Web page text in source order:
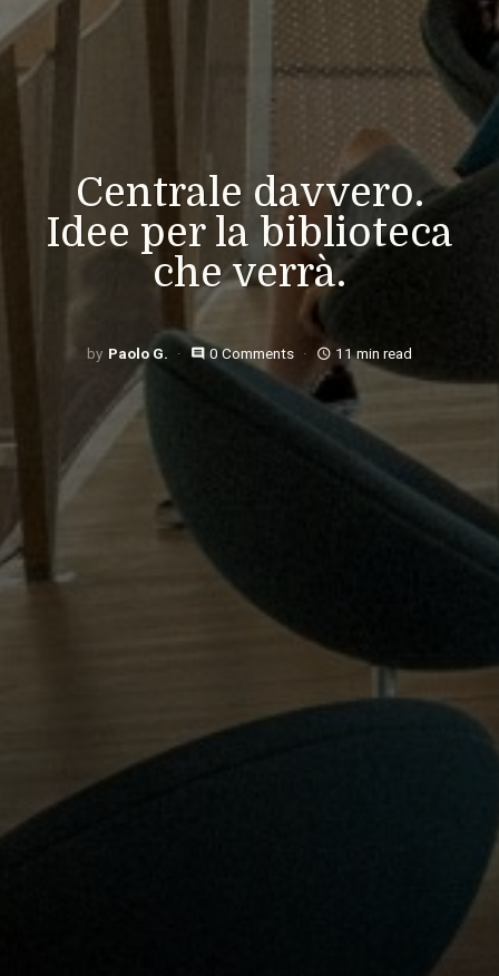
Centrale davvero.
Idee per la biblioteca
che verrà.
Paolo G. comment 0 Comments access_time 11 min read